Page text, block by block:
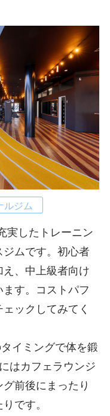
ルジム
実したトレーニン
ムです。初心者
、中上級者向け
す。コストパフ
ックしてみてく
イミングで体を鍛
はカフェラウンジ
前後にまったり
です。